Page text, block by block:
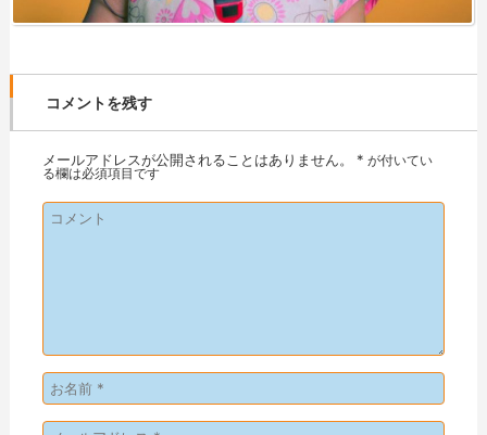
コメントを残す
メールアドレスが公開されることはありません。 * が付いてい
る欄は必須項目です